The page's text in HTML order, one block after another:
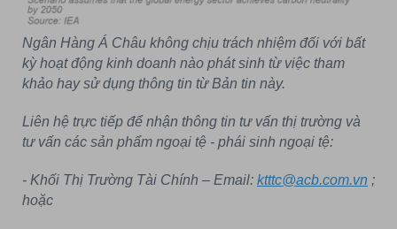
Ngân Hàng Á Châu không chịu trách nhiệm đối với bất
kỳ hoạt động kinh doanh nào phát sinh từ việc tham
khảo hay sử dụng thông tin từ Bản tin này.
Liên hệ trực tiếp để nhận thông tin tư vấn thị trường và
tư vấn các sản phẩm ngoại tệ - phái sinh ngoại tệ:
- Khối Thị Trường Tài Chính – Email: ktttc@acb.com.vn ;
hoặc